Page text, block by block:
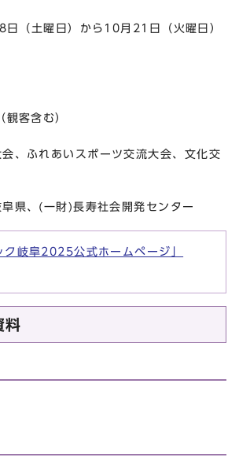
（土曜日）から10月21日（火曜日）
客含む）
、ふれあいスポーツ交流大会、文化交
県、(一財)長寿社会開発センター
ク岐阜2025公式ホームページ」
料